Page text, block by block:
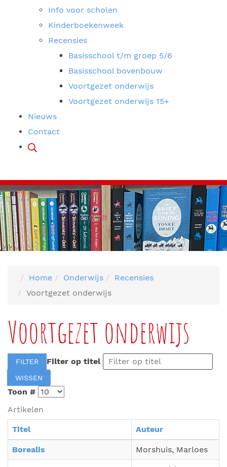
Info voor scholen
Kinderboekenweek
Recensies
Basisschool t/m groep 5/6
Basisschool bovenbouw
Voortgezet onderwijs
Voortgezet onderwijs 15+
Nieuws
Contact
Home Onderwijs
Recensies
Voortgezet onderwijs
Voortgezet onderwijs
Filter op titel
FILTER
WISSEN
Toon #
Artikelen
Titel Auteur
Borealis Morshuis, Marloes